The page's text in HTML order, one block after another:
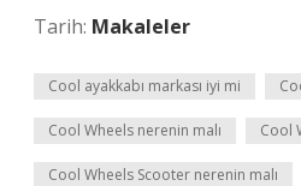
Tarih: Makaleler
Cool ayakkabı markası iyi mi
Cool Wheels nerenin malı Cool
Cool Wheels Scooter nerenin malı